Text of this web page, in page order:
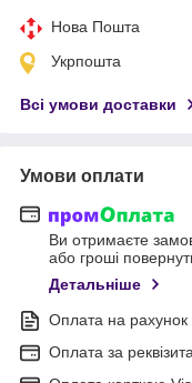
Нова Пошта
Укрпошта
Всі умови доставки
Умови оплати
Ви отримаєте
або гроші
Детальніше
Оплата на рахунок
Оплата за